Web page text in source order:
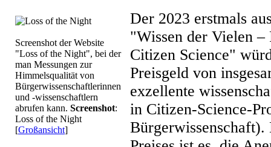
Screenshot der Website
"Loss of the Night", bei der
man Messungen zur
Himmelsqualität von
Bürgerwissenschaftlerinnen
und -wissenschaftlern
abrufen kann. Screenshot:
Loss of the Night
[Großansicht]
Der 2023 erstmals
"Wissen der Vielen –
Citizen Science"
Preisgeld von
exzellente
in Citizen-Science-
Bürgerwissenschaft).